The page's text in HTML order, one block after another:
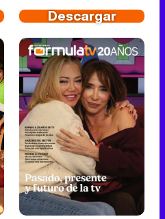
Descargar